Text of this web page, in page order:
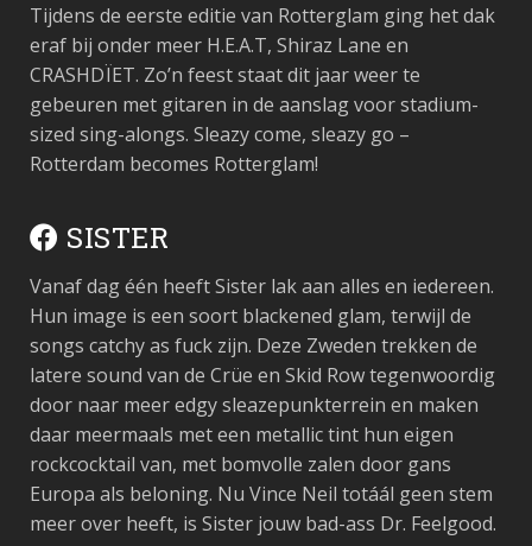
Tijdens de eerste editie van Rotterglam ging het dak
eraf bij onder meer H.E.A.T, Shiraz Lane en
CRASHDÏET. Zo’n feest staat dit jaar weer te
gebeuren met gitaren in de aanslag voor stadium-
sized sing-alongs. Sleazy come, sleazy go –
Rotterdam becomes Rotterglam!
SISTER
Vanaf dag één heeft Sister lak aan alles en iedereen.
Hun image is een soort blackened glam, terwijl de
songs catchy as fuck zijn. Deze Zweden trekken de
latere sound van de Crüe en Skid Row tegenwoordig
door naar meer edgy sleazepunkterrein en maken
daar meermaals met een metallic tint hun eigen
rockcocktail van, met bomvolle zalen door gans
Europa als beloning. Nu Vince Neil totáál geen stem
meer over heeft, is Sister jouw bad-ass Dr. Feelgood.